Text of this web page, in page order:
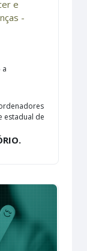
e
-
a
estadual de